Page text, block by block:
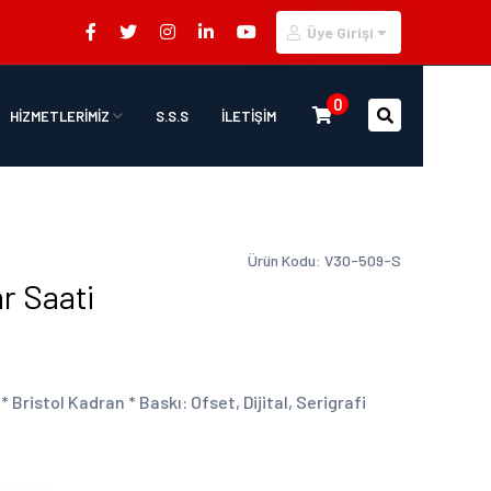
Üye Girişi
HİZMETLERİMİZ S.S.S İLETİŞİM
0
Ürün Kodu: V30-509-S
Saati
Bristol Kadran * Baskı: Ofset, Dijital, Serigrafi